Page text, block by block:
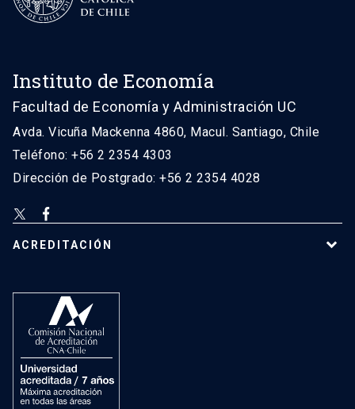
Instituto de Economía
Facultad de Economía y Administración UC
Avda. Vicuña Mackenna 4860, Macul. Santiago, Chile
Teléfono: +56 2 2354 4303
Dirección de Postgrado: +56 2 2354 4028
ACREDITACIÓN